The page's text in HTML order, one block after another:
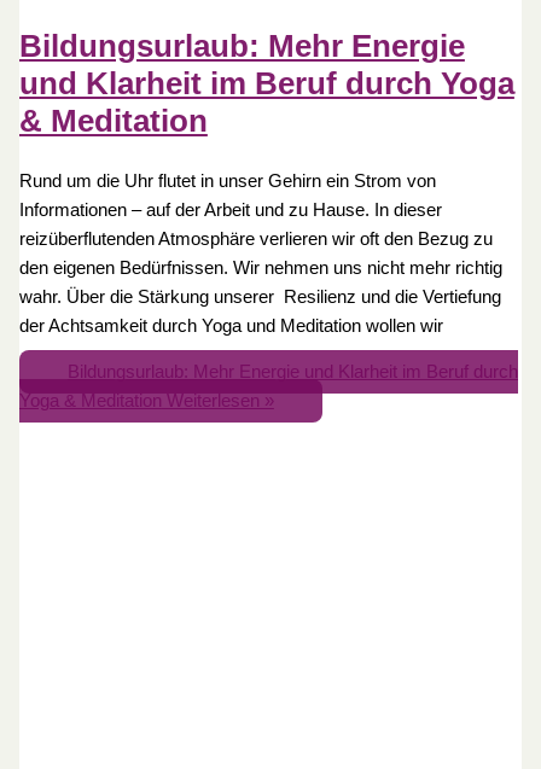
Bildungsurlaub: Mehr Energie
und Klarheit im Beruf durch Yoga
& Meditation
Rund um die Uhr flutet in unser Gehirn ein Strom von
Informationen – auf der Arbeit und zu Hause. In dieser
reizüberflutenden Atmosphäre verlieren wir oft den Bezug zu
den eigenen Bedürfnissen. Wir nehmen uns nicht mehr richtig
wahr. Über die Stärkung unserer Resilienz und die Vertiefung
der Achtsamkeit durch Yoga und Meditation wollen wir
Bildungsurlaub: Mehr Energie und Klarheit im Beruf durch
Yoga & Meditation Weiterlesen »